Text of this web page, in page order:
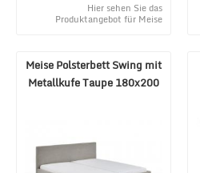
Hier sehen Sie das
Produktangebot für Meise
Meise Polsterbett Swing mit
Metallkufe Taupe 180x200